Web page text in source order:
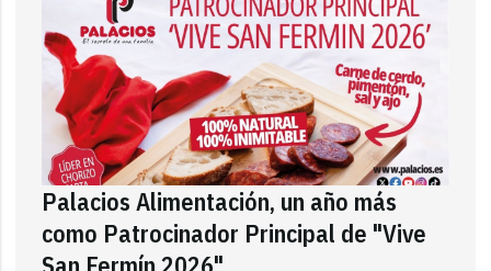
Palacios Alimentación, un año más
como Patrocinador Principal de "Vive